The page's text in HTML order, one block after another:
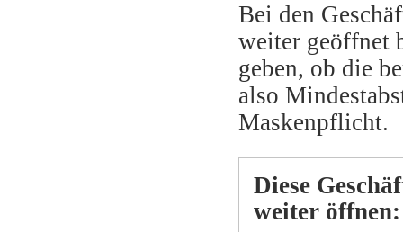
Bei den
weiter geöffnet
geben, ob die
also
Maskenpflicht.
Diese
weiter öffnen: